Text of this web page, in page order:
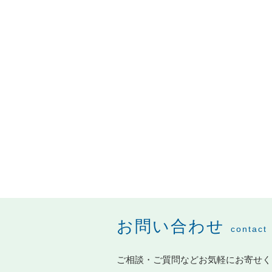
お問い合わせ contact
ご相談・ご質問などお気軽にお寄せ